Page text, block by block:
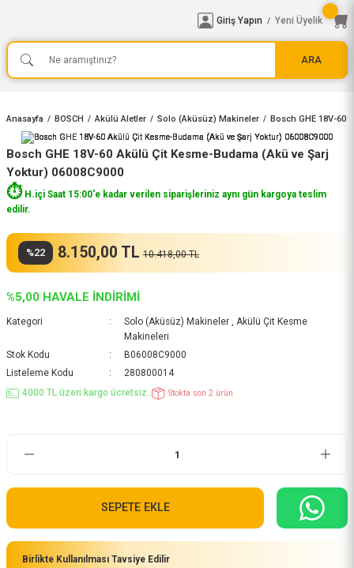
ARA
Giriş Yapın / Yeni Üyelik
Anasayfa BOSCH Akülü Aletler Solo (Aküsüz) Makineler Bosch GHE 18V-60
Bosch GHE 18V-60 Akülü Çit Kesme-Budama (Akü ve Şarj
Yoktur) 06008C9000
⏱️H.içi Saat 15:00'e kadar verilen siparişleriniz aynı gün kargoya teslim
edilir.
%22 8.150,00 TL 10.418,00 TL
%5,00 HAVALE İNDİRİMİ
Kategori Solo (Aküsüz) Makineler , Akülü Çit Kesme
Makineleri
Stok Kodu
B06008C9000
Listeleme Kodu
280800014
4000 TL üzeri kargo ücretsiz..
Stokta son 2 ürün
SEPETE EKLE
Birlikte Kullanılması Tavsiye Edilir